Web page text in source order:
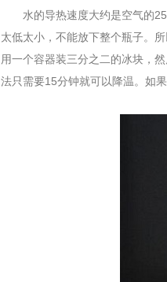
水的导热速度大约是空气的25
太低太小，不能放下整个瓶子。
用一个容器装三分之二的冰块，
法只需要15分钟就可以降温。如